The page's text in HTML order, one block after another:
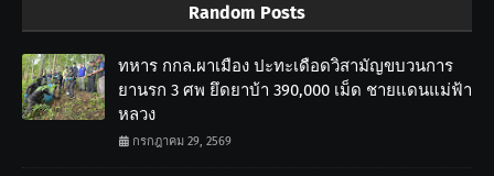
Random Posts
ทหาร กกล.ผาเมือง ปะทะเดือดวิสามัญขบวนการ
ยานรก 3 ศพ ยึดยาบ้า 390,000 เม็ด ชายแดนแม่ฟ้า
หลวง
กรกฎาคม 29, 2569